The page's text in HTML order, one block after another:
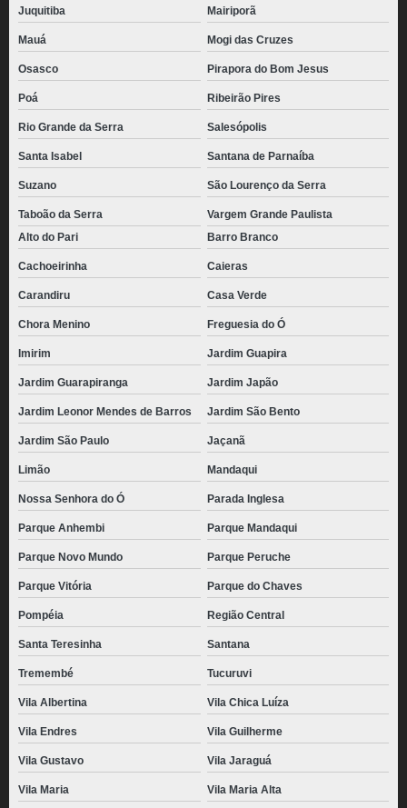
Juquitiba Mairiporã
Mauá Mogi das Cruzes
Osasco Pirapora do Bom Jesus
Poá Ribeirão Pires
Rio Grande da Serra Salesópolis
Santa Isabel Santana de Parnaíba
Suzano São Lourenço da Serra
Taboão da Serra
Vargem Grande Paulista
Alto do Pari
Barro Branco
Cachoeirinha Caieras
Carandiru Casa Verde
Chora Menino Freguesia do Ó
Imirim Jardim Guapira
Jardim Guarapiranga Jardim Japão
Jardim Leonor Mendes de Barros Jardim São Bento
Jardim São Paulo Jaçanã
Limão Mandaqui
Nossa Senhora do Ó Parada Inglesa
Parque Anhembi Parque Mandaqui
Parque Novo Mundo Parque Peruche
Parque Vitória Parque do Chaves
Pompéia Região Central
Santa Teresinha Santana
Tremembé Tucuruvi
Vila Albertina Vila Chica Luíza
Vila Endres Vila Guilherme
Vila Gustavo Vila Jaraguá
Vila Maria Vila Maria Alta